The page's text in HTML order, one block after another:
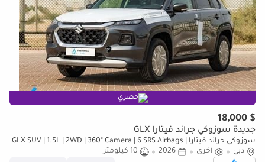
حصري
$ 18,000
جديدة سوزوكي جراند فيتارا GLX
سوزوكي جراند فيتارا GLX SUV | 1.5L | 2WD | 360° Camera | 6 SRS Airbags |
Panoramic Sunroof | Export Only
دبي أخرى 2026
10 كيلومتر